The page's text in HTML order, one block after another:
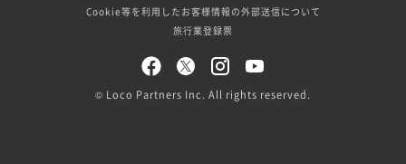
Cookie等を利用したお客様情報の外部送信について
旅行業登録票
© Loco Partners Inc. All rights reserved.